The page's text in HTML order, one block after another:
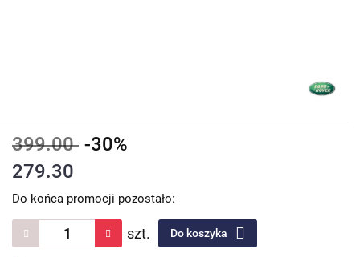
399.00 -30%
279.30
Do końca promocji pozostało:
szt. Do koszyka